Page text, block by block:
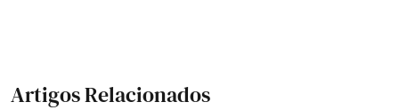
Artigos Relacionados